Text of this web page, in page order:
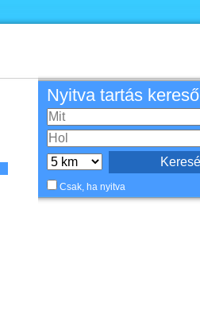
Nyitva tartás kereső
Csak, ha nyitva